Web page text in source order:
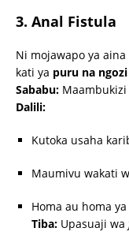
3. Anal Fistula
Ni mojawapo ya
kati ya puru na
Sababu:
Dalili:
Kutoka usaha
Maumivu wakati
Homa au homa
Tiba: Upasuaji wa